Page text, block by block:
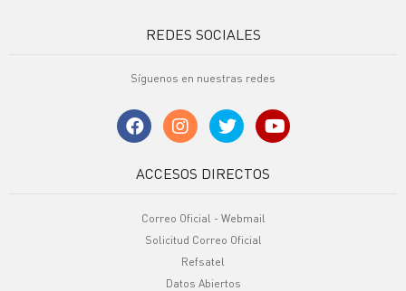
REDES SOCIALES
Síguenos en nuestras redes
ACCESOS DIRECTOS
Correo Oficial - Webmail
Solicitud Correo Oficial
Refsatel
Datos Abiertos